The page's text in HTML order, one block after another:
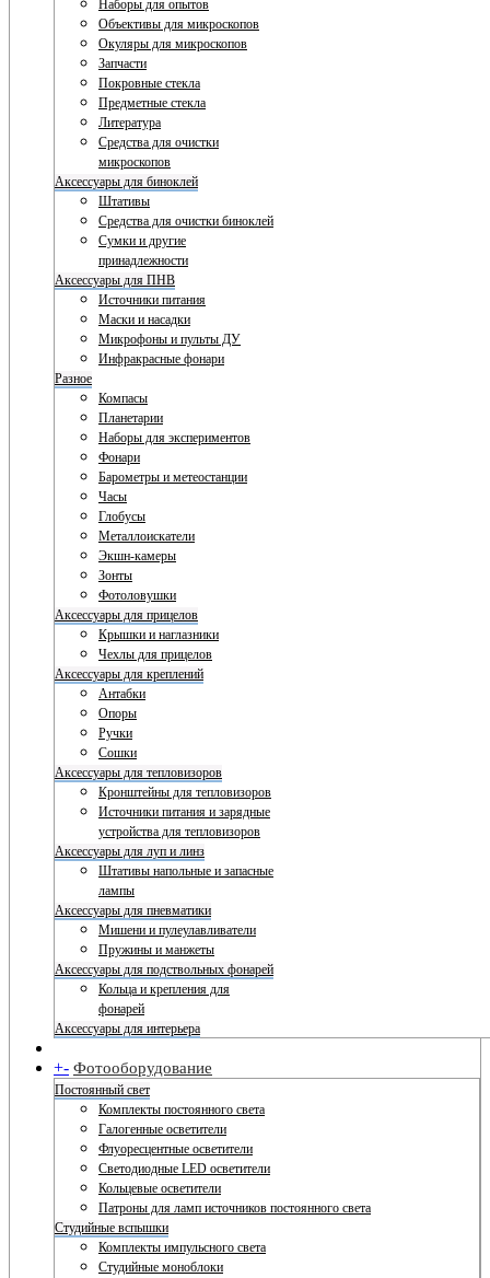
Наборы для опытов
Объективы для микроскопов
Окуляры для микроскопов
Запчасти
Покровные стекла
Предметные стекла
Литература
Средства для очистки
микроскопов
Аксессуары для биноклей
Штативы
Средства для очистки биноклей
Сумки и другие
принадлежности
Аксессуары для ПНВ
Источники питания
Маски и насадки
Микрофоны и пульты ДУ
Инфракрасные фонари
Разное
Компасы
Планетарии
Наборы для экспериментов
Фонари
Барометры и метеостанции
Часы
Глобусы
Металлоискатели
Экшн-камеры
Зонты
Фотоловушки
Аксессуары для прицелов
Крышки и наглазники
Чехлы для прицелов
Аксессуары для креплений
Антабки
Опоры
Ручки
Сошки
Аксессуары для тепловизоров
Кронштейны для тепловизоров
Источники питания и зарядные
устройства для тепловизоров
Аксессуары для луп и линз
Штативы напольные и запасные
лампы
Аксессуары для пневматики
Мишени и пулеулавливатели
Пружины и манжеты
Аксессуары для подствольных фонарей
Кольца и крепления для
фонарей
Аксессуары для интерьера
+- Фотооборудование
Постоянный свет
Комплекты постоянного света
Галогенные осветители
Флуоресцентные осветители
Светодиодные LED осветители
Кольцевые осветители
Патроны для ламп источников постоянного света
Студийные вспышки
Комплекты импульсного света
Студийные моноблоки